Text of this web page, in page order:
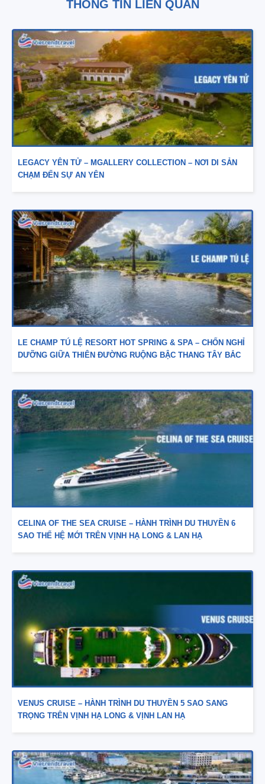
THÔNG TIN LIÊN QUAN
LEGACY YÊN TỬ – MGALLERY COLLECTION – NƠI DI SẢN
CHẠM ĐẾN SỰ AN YÊN
LE CHAMP TÚ LỆ RESORT HOT SPRING & SPA – CHỐN NGHỈ
DƯỠNG GIỮA THIÊN ĐƯỜNG RUỘNG BẬC THANG TÂY BẮC
CELINA OF THE SEA CRUISE – HÀNH TRÌNH DU THUYỀN 6
SAO THẾ HỆ MỚI TRÊN VỊNH HẠ LONG & LAN HẠ
VENUS CRUISE – HÀNH TRÌNH DU THUYỀN 5 SAO SANG
TRỌNG TRÊN VỊNH HẠ LONG & VỊNH LAN HẠ